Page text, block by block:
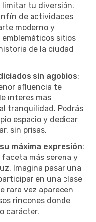
limitar tu diversión.
de actividades
moderno y
sitios
de la ciudad
sin agobios:
afluencia te
interés más
tranquilidad. Podrás
espacio y dedicar
sin prisas.
máxima expresión:
más serena y
Imagina pasar una
en una clase
rara vez aparecen
rincones donde
carácter.